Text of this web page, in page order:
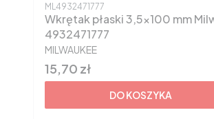
Kod produktu
ML4932471777
Wkrętak płaski 3,5x100 mm
4932471777
PRODUCENT
MILWAUKEE
Cena
15,70 zł
DO KOSZYKA